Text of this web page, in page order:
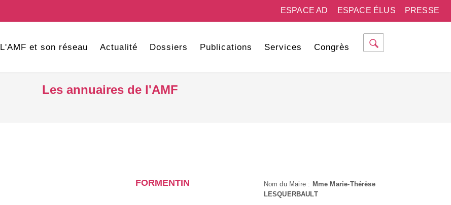
PRESSE
ESPACE ÉLUS
ESPACE AD
L'AMF et son réseau Actualité Dossiers Publications Services Congrès
Les annuaires de l'AMF
FORMENTIN Nom du Maire : Mme Marie-Thérèse
LESQUERBAULT